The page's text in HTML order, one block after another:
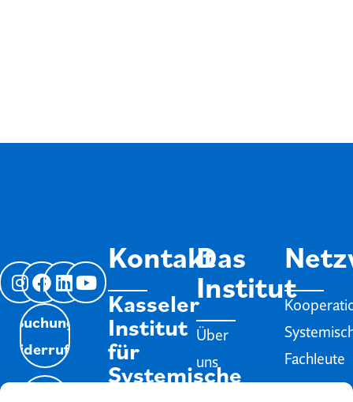
Buchung
Widerrufen
Kontakt
Kasseler
Institut
für
Systemische
Das
Institut
Über
uns
Jobs
Fachleute